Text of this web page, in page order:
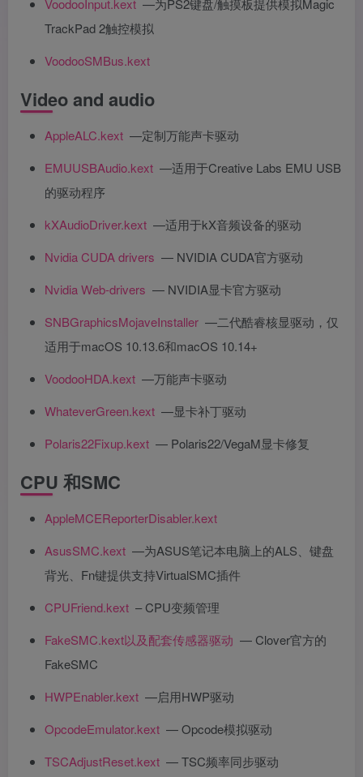
VoodooInput.kext —为PS2键盘/触摸板提供模拟Magic
TrackPad 2触控模拟
VoodooSMBus.kext
Video and audio
AppleALC.kext —定制万能声卡驱动
EMUUSBAudio.kext —适用于Creative Labs EMU USB
的驱动程序
kXAudioDriver.kext —适用于kX音频设备的驱动
Nvidia CUDA drivers — NVIDIA CUDA官方驱动
Nvidia Web-drivers — NVIDIA显卡官方驱动
SNBGraphicsMojaveInstaller —二代酷睿核显驱动，仅
适用于macOS 10.13.6和macOS 10.14+
VoodooHDA.kext —万能声卡驱动
WhateverGreen.kext —显卡补丁驱动
Polaris22Fixup.kext — Polaris22/VegaM显卡修复
CPU 和SMC
AppleMCEReporterDisabler.kext
AsusSMC.kext —为ASUS笔记本电脑上的ALS、键盘
背光、Fn键提供支持VirtualSMC插件
CPUFriend.kext – CPU变频管理
FakeSMC.kext以及配套传感器驱动 — Clover官方的
FakeSMC
HWPEnabler.kext —启用HWP驱动
OpcodeEmulator.kext — Opcode模拟驱动
TSCAdjustReset.kext — TSC频率同步驱动